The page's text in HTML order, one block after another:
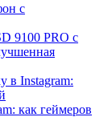
с
9100 PRO с
в Instagram:
как геймеров